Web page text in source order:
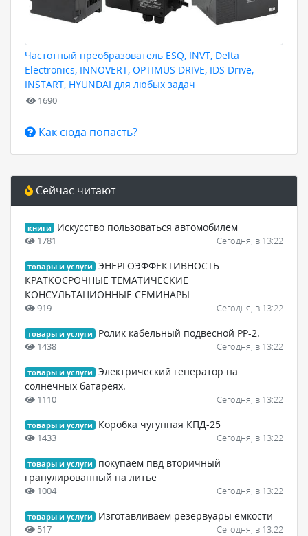
Частотный преобразователь ESQ, INVT, Delta
Electronics, INNOVERT, OPTIMUS DRIVE, IDS Drive,
INSTART, HYUNDAI для любых задач
1690
Как сюда попасть?
Сейчас читают
книги Искусство пользоваться автомобилем
1781 Сегодня, в 13:22
товары и услуги
ЭНЕРГОЭФФЕКТИВНОСТЬ-
КРАТКОСРОЧНЫЕ ТЕМАТИЧЕСКИЕ
КОНСУЛЬТАЦИОННЫЕ СЕМИНАРЫ
919 Сегодня, в 13:22
товары и услуги Ролик кабельный подвесной РР-2.
1438 Сегодня, в 13:22
товары и услуги
Электрический генератор на
солнечных батареях.
1110 Сегодня, в 13:22
товары и услуги Коробка чугунная КПД-25
1433 Сегодня, в 13:22
товары и услуги
покупаем пвд вторичный
гранулированный на литье
1004 Сегодня, в 13:22
товары и услуги Изготавливаем резервуары емкости
517 Сегодня, в 13:22